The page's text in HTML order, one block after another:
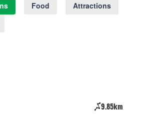
Food
Attractions
9.85km